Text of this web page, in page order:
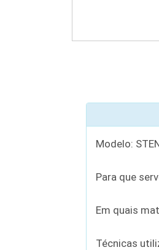
Modelo:
Para que
Em quais
Técnicas